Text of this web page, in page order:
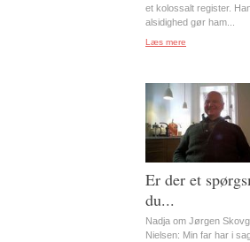
et kolossalt register.
alsidighed gør ham...
Læs mere
Er der et
du...
Nadja om Jørgen
Nielsen: Min far har i